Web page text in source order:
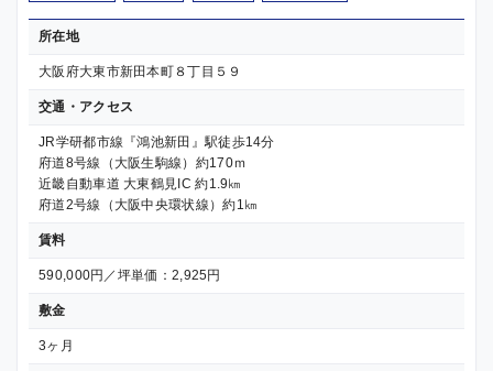
所在地
大阪府大東市新田本町８丁目５９
交通・アクセス
JR学研都市線『鴻池新田』駅徒歩14分
府道8号線（大阪生駒線）約170ｍ
近畿自動車道 大東鶴見IC 約1.9㎞
府道2号線（大阪中央環状線）約1㎞
賃料
590,000円／坪単価：2,925円
敷金
3ヶ月